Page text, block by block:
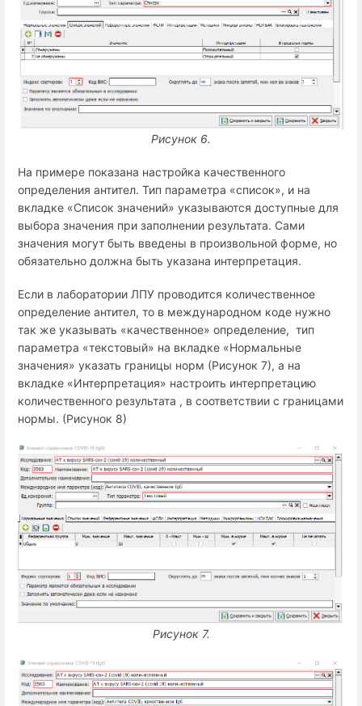
Рисунок 6.
На примере показана настройка качественного
определения антител. Тип параметра «список», и на
вкладке «Список значений» указываются доступные для
выбора значения при заполнении результата. Сами
значения могут быть введены в произвольной форме, но
обязательно должна быть указана интерпретация.
Если в лаборатории ЛПУ проводится количественное
определение антител, то в международном коде нужно
так же указывать «качественное» определение, тип
параметра «текстовый» на вкладке «Нормальные
значения» указать границы норм (Рисунок 7), а на
вкладке «Интерпретация» настроить интерпретацию
количественного результата , в соответствии с границами
нормы. (Рисунок 8)
Рисунок 7.